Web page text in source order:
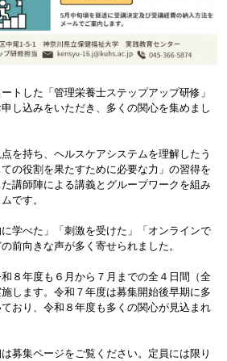
トした「管理栄養士ステップアップ研修」
し込みをいただき、多くの関心を集めまし
を持ち、ヘルスケアシステムを理解したう
の役割を果たすために必要な力」の習得を
講師陣による講義とグループワークを組み
です。
学べた」「刺激を受けた」「オンラインで
前向きな声が多く寄せられました。
８年度も６月から７月までの全４日間（全
します。令和７年度は募集開始後早期に多
おり、令和８年度も多くの関心が見込まれ
募集ページをご覧ください。定員には限り